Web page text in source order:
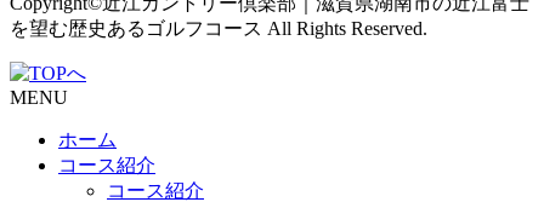
を望む歴史あるゴルフコース All Rights Reserved.
MENU
ホーム
コース紹介
コース紹介